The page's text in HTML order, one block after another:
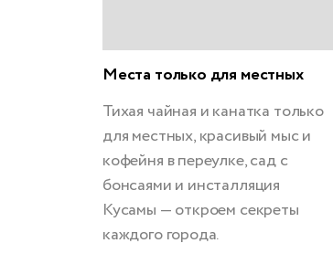
Места только для местных
Тихая чайная и канатка только
для местных, красивый мыс и
кофейня в переулке, сад с
бонсаями и инсталляция
Кусамы — откроем секреты
каждого города.